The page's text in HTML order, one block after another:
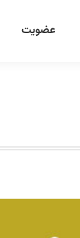
عضویت